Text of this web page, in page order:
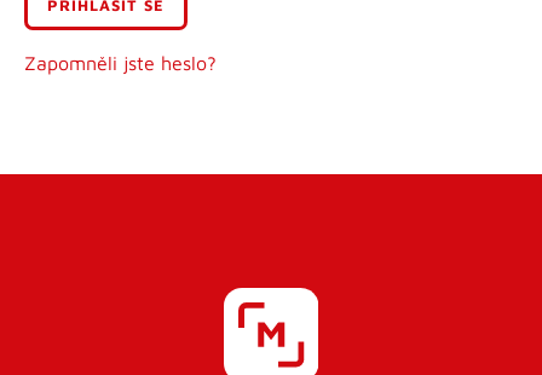
Zapomněli jste heslo?
Uživatelské jméno